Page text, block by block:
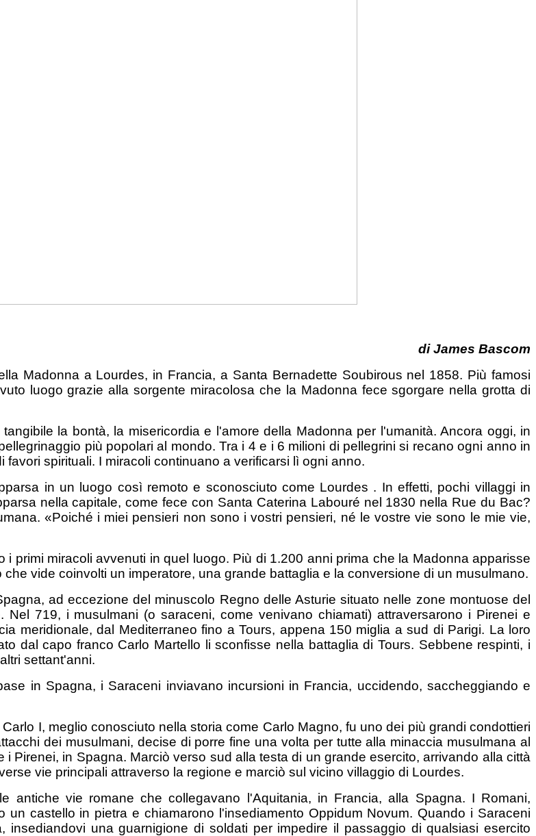
diJames Bascom
Madonna a Lourdes, in Francia, a Santa Bernadette Soubirous nel 1858. Più famosi
luogo grazie alla sorgente miracolosa che la Madonna fece sgorgare nella grotta di
la bontà, la misericordia e l'amore della Madonna per l'umanità. Ancora oggi, in
più popolari al mondo. Tra i 4 e i 6 milioni di pellegrini si recano ogni anno in
spirituali. I miracoli continuano a verificarsi lì ogni anno.
in un luogo così remoto e sconosciuto come Lourdes . In effetti, pochi villaggi in
nella capitale, come fece con Santa Caterina Labouré nel 1830 nella Rue du Bac?
«Poiché i miei pensieri non sono i vostri pensieri, né le vostre vie sono le mie vie,
primi miracoli avvenuti in quel luogo. Più di 1.200 anni prima che la Madonna apparisse
vide coinvolti un imperatore, una grande battaglia e la conversione di un musulmano.
ad eccezione del minuscolo Regno delle Asturie situato nelle zone montuose del
719, i musulmani (o saraceni, come venivano chiamati) attraversarono i Pirenei e
meridionale, dal Mediterraneo fino a Tours, appena 150 miglia a sud di Parigi. La loro
dal capo franco Carlo Martello li sconfisse nella battaglia di Tours. Sebbene respinti, i
settant'anni.
in Spagna, i Saraceni inviavano incursioni in Francia, uccidendo, saccheggiando e
I, meglio conosciuto nella storia come Carlo Magno, fu uno dei più grandi condottieri
dei musulmani, decise di porre fine una volta per tutte alla minaccia musulmana al
Pirenei, in Spagna. Marciò verso sud alla testa di un grande esercito, arrivando alla città
vie principali attraverso la regione e marciò sul vicino villaggio di Lourdes.
antiche vie romane che collegavano l'Aquitania, in Francia, alla Spagna. I Romani,
castello in pietra e chiamarono l'insediamento Oppidum Novum. Quando i Saraceni
una guarnigione di soldati per impedire il passaggio di qualsiasi esercito